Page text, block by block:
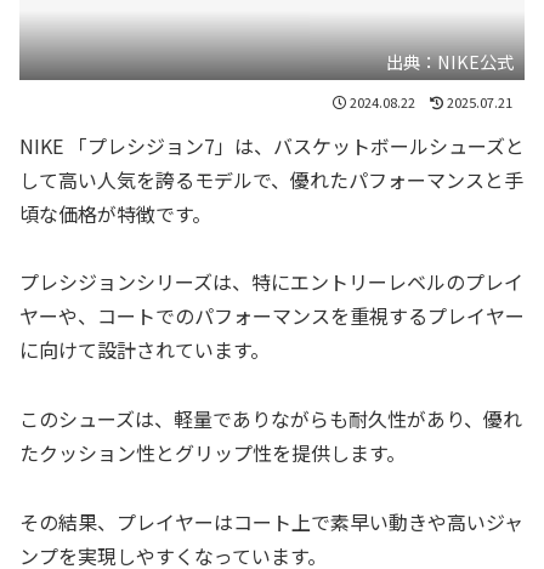
出典：NIKE公式
2024.08.22 2025.07.21
NIKE 「プレシジョン7」は、バスケットボールシューズと
して高い人気を誇るモデルで、優れたパフォーマンスと手
頃な価格が特徴です。
プレシジョンシリーズは、特にエントリーレベルのプレイ
ヤーや、コートでのパフォーマンスを重視するプレイヤー
に向けて設計されています。
このシューズは、軽量でありながらも耐久性があり、優れ
たクッション性とグリップ性を提供します。
その結果、プレイヤーはコート上で素早い動きや高いジャ
ンプを実現しやすくなっています。